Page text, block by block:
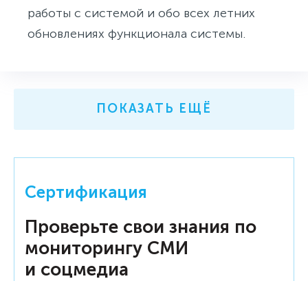
работы с системой и обо всех летних
обновлениях функционала системы.
ПОКАЗАТЬ ЕЩЁ
Сертификация
Проверьте свои знания по
мониторингу СМИ
и соцмедиа